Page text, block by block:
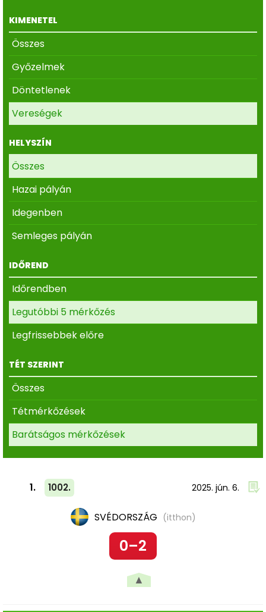
KIMENETEL
Összes
Győzelmek
Döntetlenek
Vereségek
HELYSZÍN
Összes
Hazai pályán
Idegenben
Semleges pályán
IDŐREND
Időrendben
Legutóbbi 5 mérkőzés
Legfrissebbek előre
TÉT SZERINT
Összes
Tétmérkőzések
Barátságos mérkőzések
1. 1002. 2025. jún. 6.
SVÉDORSZÁG (itthon)
0–2
▲